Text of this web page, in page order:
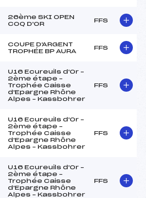
26ème SKI OPEN
COQ D'OR
FFS
COUPE D'ARGENT
TROPHÉE BP AURA
FFS
U16 Ecureuils d'Or –
2ème étape –
Trophée Caisse
d'Epargne Rhône
Alpes – Kassbohrer
FFS
U16 Ecureuils d'Or –
2ème étape –
Trophée Caisse
d'Epargne Rhône
Alpes – Kassbohrer
FFS
U16 Ecureuils d'Or –
2ème étape –
Trophée Caisse
d'Epargne Rhône
Alpes – Kassbohrer
FFS